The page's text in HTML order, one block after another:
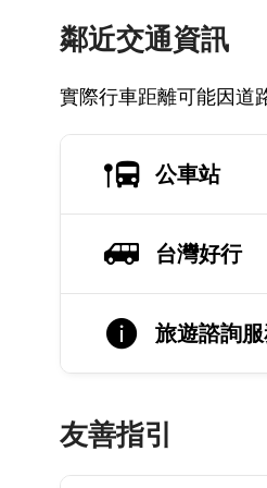
鄰近交通資訊
實際行車距離可能因道
公車站
台灣好行
旅遊諮詢
友善指引